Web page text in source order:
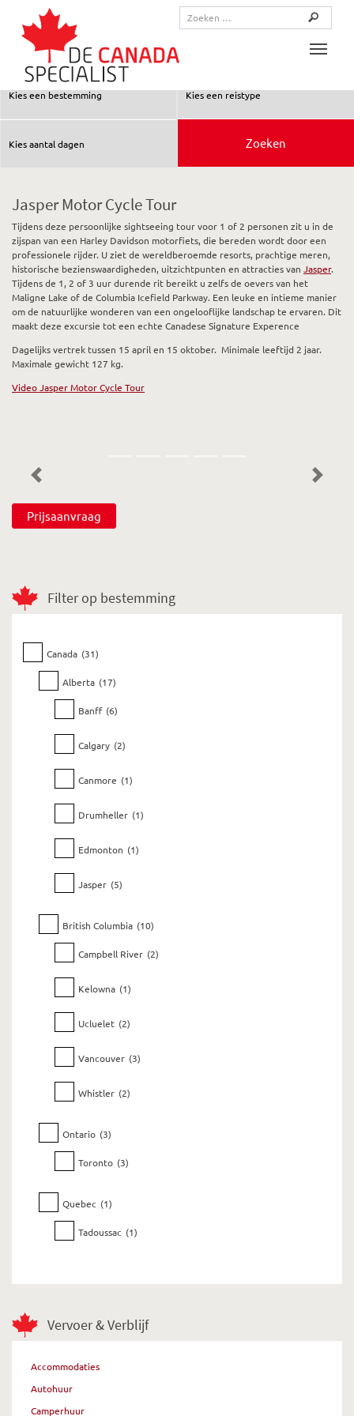
Filter op bestemming
Canada (31)
Alberta (17)
Banff (6)
Calgary (2)
Canmore (1)
Drumheller (1)
Edmonton (1)
Jasper (5)
British Columbia (10)
Campbell River (2)
Kelowna (1)
Ucluelet (2)
Vancouver (3)
Whistler (2)
Ontario (3)
Toronto (3)
Quebec (1)
Tadoussac (1)
Vervoer & Verblijf
Accommodaties
Autohuur
Camperhuur
Jasper Motor Cycle Tour
Tijdens deze persoonlijke sightseeing tour voor 1 of 2 personen zit u in de
zijspan van een Harley Davidson motorfiets, die bereden wordt door een
professionele rijder. U ziet de wereldberoemde resorts, prachtige meren,
historische bezienswaardigheden, uitzichtpunten en attracties van Jasper.
Tijdens de 1, 2 of 3 uur durende rit bereikt u zelfs de oevers van het
Maligne Lake of de Columbia Icefield Parkway. Een leuke en intieme manier
om de natuurlijke wonderen van een ongelooflijke landschap te ervaren. Dit
maakt deze excursie tot een echte Canadese Signature Experence
Dagelijks vertrek tussen 15 april en 15 oktober. Minimale leeftijd 2 jaar.
Maximale gewicht 127 kg.
Video Jasper Motor Cycle Tour
Previous Next
Prijsaanvraag